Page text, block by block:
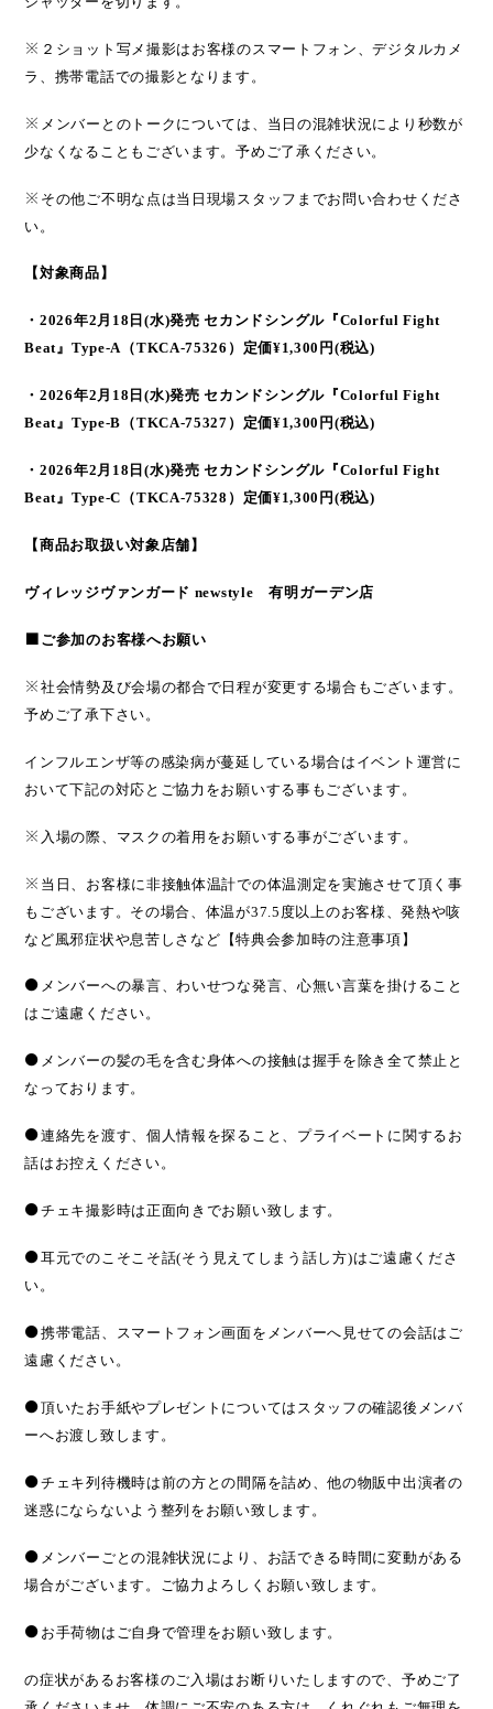
※ ２ショット写メ撮影はお客様のスマートフォン、デジタルカメ
ラ、携帯電話での撮影となります。
※ メンバーとのトークについては、当日の混雑状況により秒数が
少なくなることもございます。予めご了承ください。
※ その他ご不明な点は当日現場スタッフまでお問い合わせくださ
い。
【対象商品】
・2026年2月 18 日(水)発売 セカンドシングル『Colorful Fight
Beat』 Type-A （TKCA-75326 ）定価¥1,300 円 (税込)
・2026年2月 18 日(水)発売 セカンドシングル『Colorful Fight
Beat』 Type-B （TKCA-75327 ）定価¥1,300 円 (税込)
・2026年2月 18 日(水)発売 セカンドシングル『Colorful Fight
Beat』 Type-C （TKCA-75328 ）定価¥1,300 円 (税込)
【商品お取扱い対象店舗】
ヴィレッジヴァンガード newstyle 有明ガーデン店
■ ご参加のお客様へお願い
※社会情勢及び会場の都合で日程が変更する場合もございます。
予めご了承下さい。
インフルエンザ等の感染病が蔓延している場合はイベント運営に
おいて下記の対応とご協力をお願いする事もございます。
※入場の際、マスクの着用をお願いする事がございます。
※ 当日、お客様に非接触体温計での体温測定を実施させて頂く事
もございます。その場合、体温が37.5 度以上のお客様、発熱や咳
など風邪症状や息苦しさなど 【特典会参加時の注意事項】
● メンバーへの暴言、わいせつな発言、心無い言葉を掛けること
はご遠慮ください。
● メンバーの髪の毛を含む身体への接触は握手を除き全て禁止と
なっております。
●連絡先を渡す、個人情報を探ること、プライベートに関するお
話はお控えください。
●チェキ撮影時は正面向きでお願い致します。
●耳元でのこそこそ話(そう見えてしまう話し方)はご遠慮くださ
い。
●携帯電話、スマートフォン画面をメンバーへ見せての会話はご
遠慮ください。
●頂いたお手紙やプレゼントについてはスタッフの確認後メンバ
ーへお渡し致します。
●チェキ列待機時は前の方との間隔を詰め、他の物販中出演者の
迷惑にならないよう整列をお願い致します。
● メンバーごとの混雑状況により、お話できる時間に変動がある
場合がございます。ご協力よろしくお願い致します。
● お手荷物はご自身で管理をお願い致します。
の症状があるお客様のご入場はお断りいたしますので、予めご了